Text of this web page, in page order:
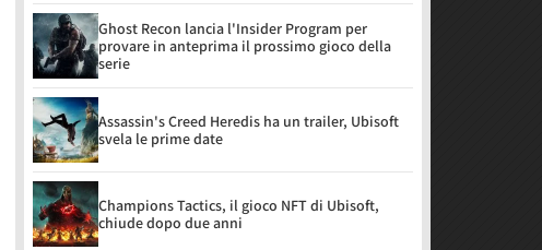
Ghost Recon lancia l'Insider Program per
provare in anteprima il prossimo gioco della
serie
Assassin's Creed Heredis ha un trailer, Ubisoft
svela le prime date
Champions Tactics, il gioco NFT di Ubisoft,
chiude dopo due anni